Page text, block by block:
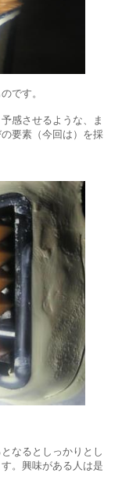
です。
感させるような、ま
要素（今回は）を採
なるとしっかりとし
。興味がある人は是